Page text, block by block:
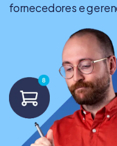
fornecedores e